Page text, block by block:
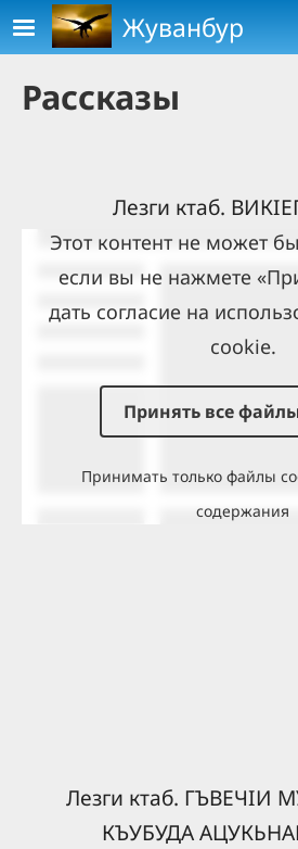
Skip to main content
Жуванбур
Рассказы
Лезги ктаб.
Этот контент не может
если вы не нажмете
дать согласие на
cookie.
Принять все
Принимать только файлы
содержания
Лезги ктаб. ГЪВЕЧIИ
КЪУБУДА